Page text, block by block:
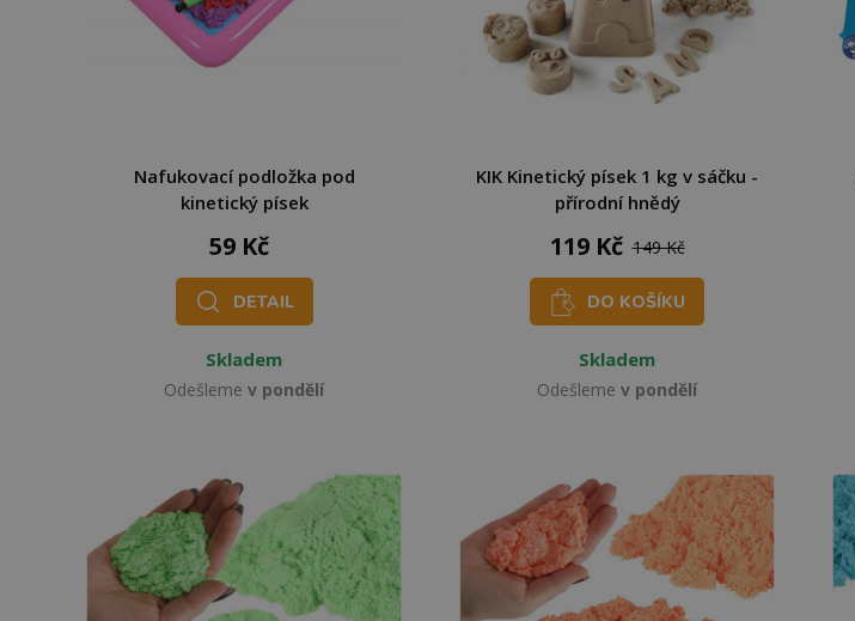
Nafukovací podložka pod
kinetický písek
59 Kč
DETAIL
Skladem
Odešleme v pondělí
KIK Kinetický písek 1 kg v sáčku -
přírodní hnědý
119 Kč 149 Kč
DO KOŠÍKU
Skladem
Odešleme v pondělí